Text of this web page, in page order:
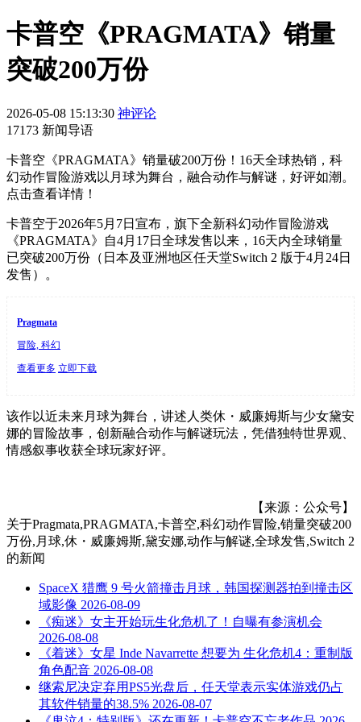
卡普空《PRAGMATA》销量
突破200万份
2026-05-08 15:13:30 神评论
17173 新闻导语
卡普空《PRAGMATA》销量破200万份！16天全球热销，科
幻动作冒险游戏以月球为舞台，融合动作与解谜，好评如潮。
点击查看详情！
卡普空于2026年5月7日宣布，旗下全新科幻动作冒险游戏
《PRAGMATA》自4月17日全球发售以来，16天内全球销量
已突破200万份（日本及亚洲地区任天堂Switch 2 版于4月24日
发售）。
Pragmata
冒险, 科幻
查看更多 立即下载
该作以近未来月球为舞台，讲述人类休・威廉姆斯与少女黛安
娜的冒险故事，创新融合动作与解谜玩法，凭借独特世界观、
情感叙事收获全球玩家好评。
【来源：公众号】
关于Pragmata,PRAGMATA,卡普空,科幻动作冒险,销量突破200
万份,月球,休・威廉姆斯,黛安娜,动作与解谜,全球发售,Switch 2
的新闻
SpaceX 猎鹰 9 号火箭撞击月球，韩国探测器拍到撞击区
域影像 2026-08-09
《痴迷》女主开始玩生化危机了！自曝有参演机会
2026-08-08
《着迷》女星 Inde Navarrette 想要为 生化危机4：重制版
角色配音 2026-08-08
继索尼决定弃用PS5光盘后，任天堂表示实体游戏仍占
其软件销量的38.5% 2026-08-07